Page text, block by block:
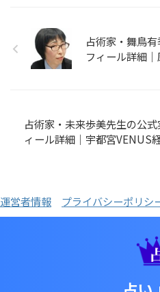
占術家・舞鳥
フィール詳細
占術家・未来歩美先生の公
ィール詳細｜宇都宮VENUS
運営者情報 プライバシーポリシ